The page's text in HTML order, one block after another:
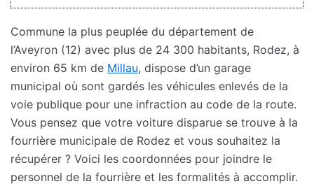
Commune la plus peuplée du département de
l’Aveyron (12) avec plus de 24 300 habitants, Rodez, à
environ 65 km de Millau, dispose d’un garage
municipal où sont gardés les véhicules enlevés de la
voie publique pour une infraction au code de la route.
Vous pensez que votre voiture disparue se trouve à la
fourrière municipale de Rodez et vous souhaitez la
récupérer ? Voici les coordonnées pour joindre le
personnel de la fourrière et les formalités à accomplir.